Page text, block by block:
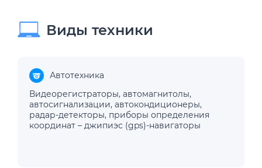
Виды техники
Автотехника
Видеорегистраторы, автомагнитолы,
автосигнализации, автокондиционеры,
радар-детекторы, приборы определения
координат – джипиэс (gps)-навигаторы